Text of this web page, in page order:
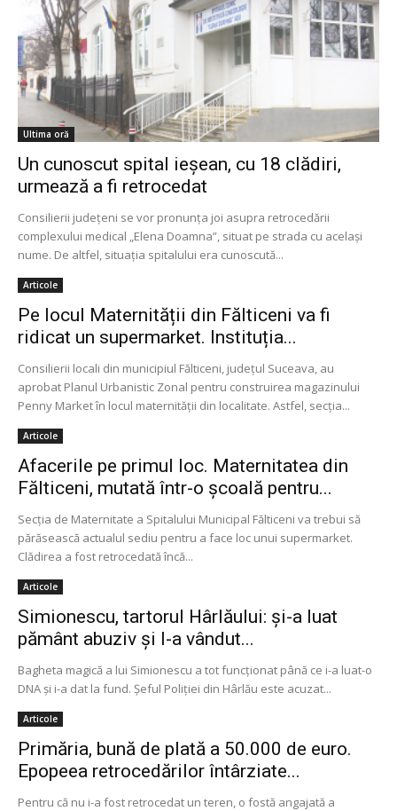
Ultima oră
Un cunoscut spital ieşean, cu 18 clădiri,
urmează a fi retrocedat
Consilierii judeţeni se vor pronunţa joi asupra retrocedării
complexului medical „Elena Doamna”, situat pe strada cu acelaşi
nume. De altfel, situaţia spitalului era cunoscută...
Articole
Pe locul Maternității din Fălticeni va fi
ridicat un supermarket. Instituția...
Consilierii locali din municipiul Fălticeni, judeţul Suceava, au
aprobat Planul Urbanistic Zonal pentru construirea magazinului
Penny Market în locul maternităţii din localitate. Astfel, secţia...
Articole
Afacerile pe primul loc. Maternitatea din
Fălticeni, mutată într-o şcoală pentru...
Secţia de Maternitate a Spitalului Municipal Fălticeni va trebui să
părăsească actualul sediu pentru a face loc unui supermarket.
Clădirea a fost retrocedată încă...
Articole
Simionescu, tartorul Hârlăului: şi-a luat
pământ abuziv şi l-a vândut...
Bagheta magică a lui Simionescu a tot funcţionat până ce i-a luat-o
DNA şi i-a dat la fund. Şeful Poliţiei din Hârlău este acuzat...
Articole
Primăria, bună de plată a 50.000 de euro.
Epopeea retrocedărilor întârziate...
Pentru că nu i-a fost retrocedat un teren, o fostă angajată a